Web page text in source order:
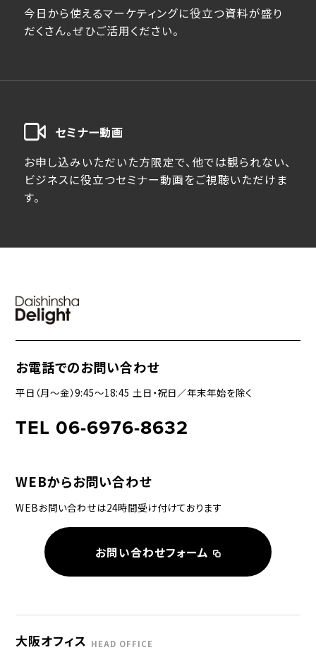
今日から使えるマーケティングに役立つ資料が盛り
だくさん。ぜひご活用ください。
セミナー動画
お申し込みいただいた方限定で、他では観られない、
ビジネスに役立つセミナー動画をご視聴いただけま
す。
お電話でのお問い合わせ
平日（月〜金）9:45〜18:45 土日・祝日／年末年始を除く
TEL 06-6976-8632
WEBからお問い合わせ
WEBお問い合わせは24時間受け付けております
お問い合わせフォーム
大阪オフィス HEAD OFFICE